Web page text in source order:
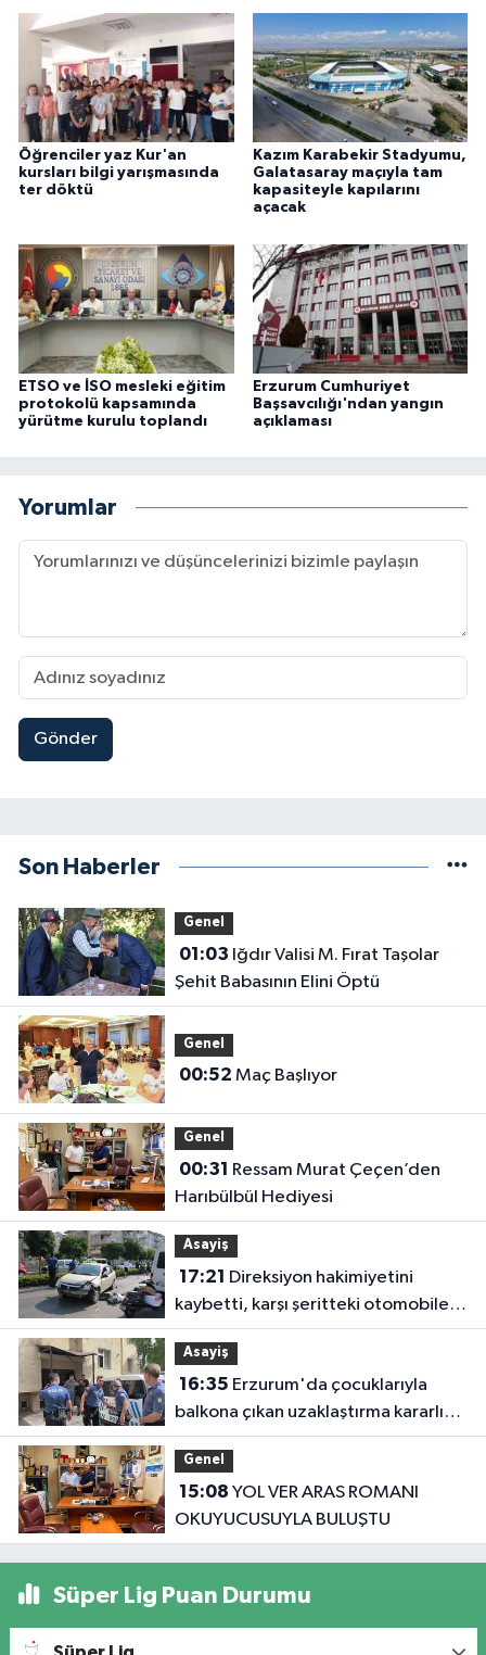
Öğrenciler yaz Kur'an
kursları bilgi yarışmasında
ter döktü
Kazım Karabekir Stadyumu,
Galatasaray maçıyla tam
kapasiteyle kapılarını
açacak
ETSO ve İSO mesleki eğitim
protokolü kapsamında
yürütme kurulu toplandı
Erzurum Cumhuriyet
Başsavcılığı'ndan yangın
açıklaması
Yorumlar
Gönder
Son Haberler
Genel
01:03
Şehit Babasının Elini Öptü
Genel
00:52 Maç Başlıyor
Genel
00:31
Harıbülbül Hediyesi
Asayiş
17:21
kaybetti, karşı şeritteki otomobile
çarptı
Asayiş
16:35
balkona çıkan uzaklaştırma kararlı
koca ikna edildi
Genel
15:08
OKUYUCUSUYLA BULUŞTU
Süper Lig Puan Durumu